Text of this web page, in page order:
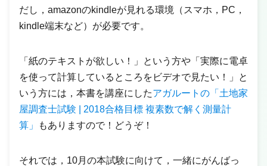
だし，amazonのkindleが見れる環境（スマホ，PC，
kindle端末など）が必要です。
「紙のテキストが欲しい！」という方や「実際に電卓
を使って計算しているところをビデオで見たい！」と
いう方には，本書を講座にしたアガルートの「土地家
屋調査士試験 | 2018合格目標 複素数で解く測量計
算」
もありますので！どうぞ！
それでは，10月の本試験に向けて，一緒にがんばっ